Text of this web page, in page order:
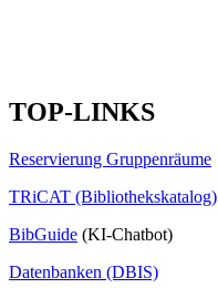
TOP-LINKS
Reservierung Gruppenräume
TRiCAT (Bibliothekskatalog)
BibGuide (KI-Chatbot)
Datenbanken (DBIS)